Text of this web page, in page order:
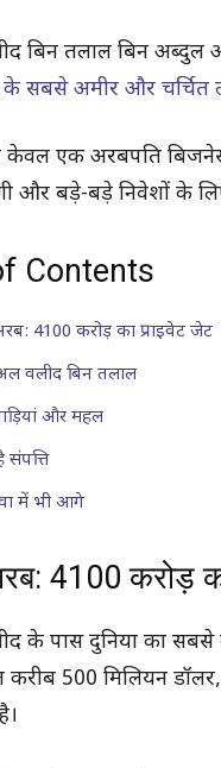
बिन तलाल बिन
सबसे अमीर और चर्चित
केवल एक अरबपति
और बड़े-बड़े निवेशों के
Contents
4100 करोड़ का प्राइवेट जेट
वलीद बिन तलाल
और महल
संपत्ति
में भी आगे
4100 करोड़
के पास दुनिया का सबसे
करीब 500 मिलियन